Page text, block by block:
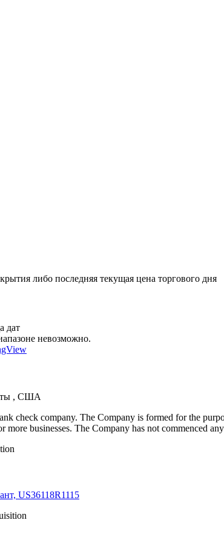
либо последняя текущая цена торгового дня
дат
невозможно.
, США
check company. The Company is formed for the
more businesses. The Company has not commenced
US36118R1115